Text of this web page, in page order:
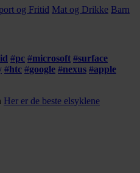
og Fritid Mat og Drikke Barn
#pc #microsoft #surface
#htc #google #nexus #apple
Her er de beste elsyklene